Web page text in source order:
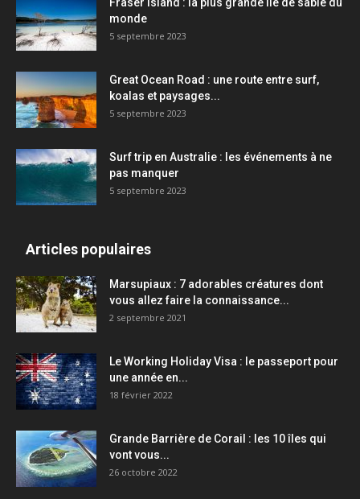
monde
5 septembre 2023
Great Ocean Road : une route entre surf,
koalas et paysages...
5 septembre 2023
Surf trip en Australie : les événements à ne
pas manquer
5 septembre 2023
Articles populaires
Marsupiaux : 7 adorables créatures dont
vous allez faire la connaissance...
2 septembre 2021
Le Working Holiday Visa : le passeport pour
une année en...
18 février 2022
Grande Barrière de Corail : les 10 îles qui
vont vous...
26 octobre 2022